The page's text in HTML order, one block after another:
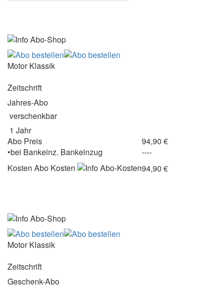
Motor Klassik
Zeitschrift
Jahres-Abo
verschenkbar
1 Jahr
Abo Preis
94,90 €
•bei Bankeinz. Bankeinzug
----
Kosten Abo Kosten 94,90 €
Motor Klassik
Zeitschrift
Geschenk-Abo